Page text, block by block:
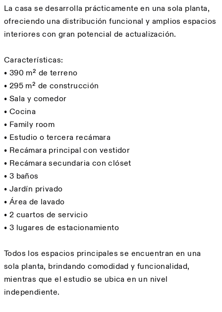
La casa se desarrolla prácticamente en una sola planta,
ofreciendo una distribución funcional y amplios espacios
interiores con gran potencial de actualización.
Características:
• 390 m² de terreno
• 295 m² de construcción
• Sala y comedor
• Cocina
• Family room
• Estudio o tercera recámara
• Recámara principal con vestidor
• Recámara secundaria con clóset
• 3 baños
• Jardín privado
• Área de lavado
• 2 cuartos de servicio
• 3 lugares de estacionamiento
Todos los espacios principales se encuentran en una
sola planta, brindando comodidad y funcionalidad,
mientras que el estudio se ubica en un nivel
independiente.